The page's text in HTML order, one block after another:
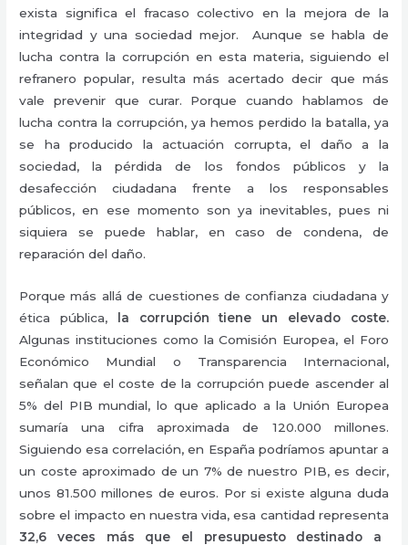
exista significa el fracaso colectivo en la mejora de la
integridad y una sociedad mejor. Aunque se habla de
lucha contra la corrupción en esta materia, siguiendo el
refranero popular, resulta más acertado decir que más
vale prevenir que curar. Porque cuando hablamos de
lucha contra la corrupción, ya hemos perdido la batalla, ya
se ha producido la actuación corrupta, el daño a la
sociedad, la pérdida de los fondos públicos y la
desafección ciudadana frente a los responsables
públicos, en ese momento son ya inevitables, pues ni
siquiera se puede hablar, en caso de condena, de
reparación del daño.
Porque más allá de cuestiones de confianza ciudadana y
ética pública,
la corrupción tiene un elevado coste.
Algunas instituciones como la Comisión Europea, el Foro
Económico Mundial o Transparencia Internacional,
señalan que el coste de la corrupción puede ascender al
5% del PIB mundial, lo que aplicado a la Unión Europea
sumaría una cifra aproximada de 120.000 millones.
Siguiendo esa correlación, en España podríamos apuntar a
un coste aproximado de un 7% de nuestro PIB, es decir,
unos 81.500 millones de euros. Por si existe alguna duda
sobre el impacto en nuestra vida, esa cantidad representa
32,6 veces más que el presupuesto destinado a